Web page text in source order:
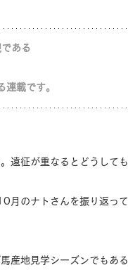
ある
連載です。
遠征が重なるとどうして
月のナトさんを振り返っ
産地見学シーズンでもある